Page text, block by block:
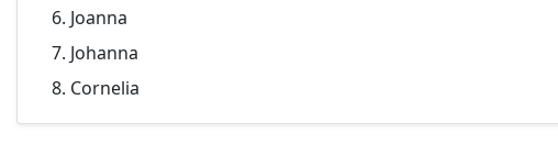
Joanna
Johanna
Cornelia